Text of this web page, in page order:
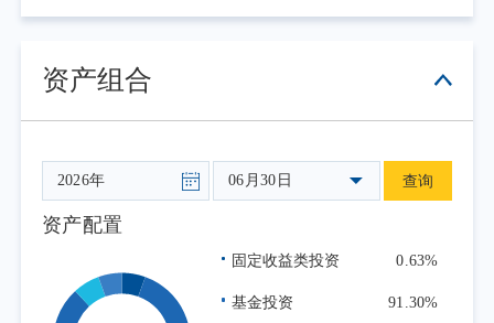
内指数完成季度检讨纳入AI原生企业，产业结
构持续优化。报告期内港币计价的恒生科技指
数收跌3.82%，表现优于同期恒生指数。
短期来看，全球金融条件和境内外产业发
展及监管政策等因素仍有可能对港股科技公司
的价格和估值水平造成扰动。中长期来看，随
着港股市场IPO政策的调整，越来越多的新经济
公司选择在港股上市，科技创新已经成为港股
市场的重要特色。伴随着宏观经济复苏和产业
资产组合
06月30日 查询
资产配置
固定收益类投资 0.63%
基金投资 91.30%